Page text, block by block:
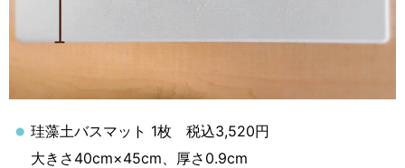
珪藻土バスマット 1枚 税込3,520円
大きさ40cm×45cm、厚さ0.9cm